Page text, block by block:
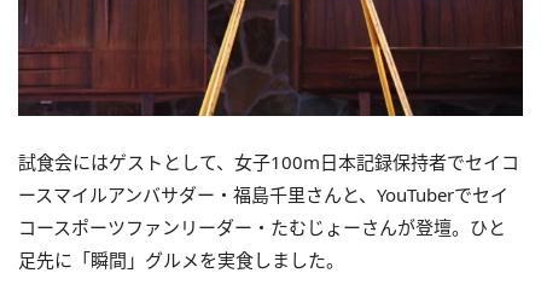
試食会にはゲストとして、女子100m日本記録保持者でセイコ
ースマイルアンバサダー・福島千里さんと、YouTuberでセイ
コースポーツファンリーダー・たむじょーさんが登壇。ひと
足先に「瞬間」グルメを実食しました。